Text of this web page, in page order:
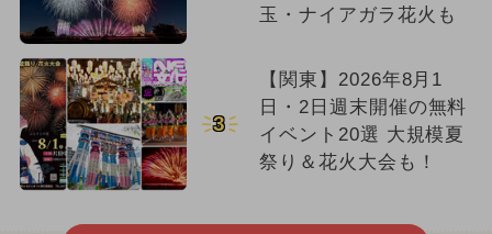
玉・ナイアガラ花火も
3
【関東】2026年8月1
日・2日週末開催の無料
イベント20選 大規模夏
祭り＆花火大会も！